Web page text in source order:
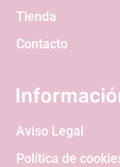
Tienda
Contacto
Aviso Legal
Política de